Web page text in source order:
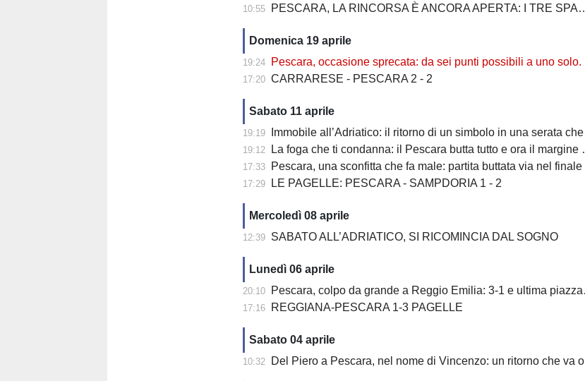
10:55 PESCARA, LA RINCORSA È ANCORA APERTA: I TRE SPARTIACQUE PER LA SALVEZZA
Domenica 19 aprile
19:24 Pescara, occasione sprecata: da sei punti possibili a uno solo. Ora non c’è più margine d’errore
17:20 CARRARESE - PESCARA 2 - 2
Sabato 11 aprile
19:19 Immobile all’Adriatico: il ritorno di un simbolo in una serata che meritava un finale diverso
19:12 La foga che ti condanna: il Pescara butta tutto e ora il margine è finito
17:33 Pescara, una sconfitta che fa male: partita buttata via nel finale
17:29 LE PAGELLE: PESCARA - SAMPDORIA 1 - 2
Mercoledì 08 aprile
12:39 SABATO ALL’ADRIATICO, SI RICOMINCIA DAL SOGNO
Lunedì 06 aprile
20:10 Pescara, colpo da grande a Reggio Emilia: 3-1 e ultima piazza abbandonata. Insigne illumina la salvezza
17:16 REGGIANA-PESCARA 1-3 PAGELLE
Sabato 04 aprile
10:32 Del Piero a Pescara, nel nome di Vincenzo: un ritorno che va oltre il calcio